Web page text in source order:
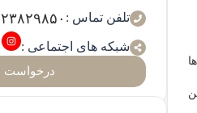
تلفن تماس :
شبکه های اجتماعی :
درخواست